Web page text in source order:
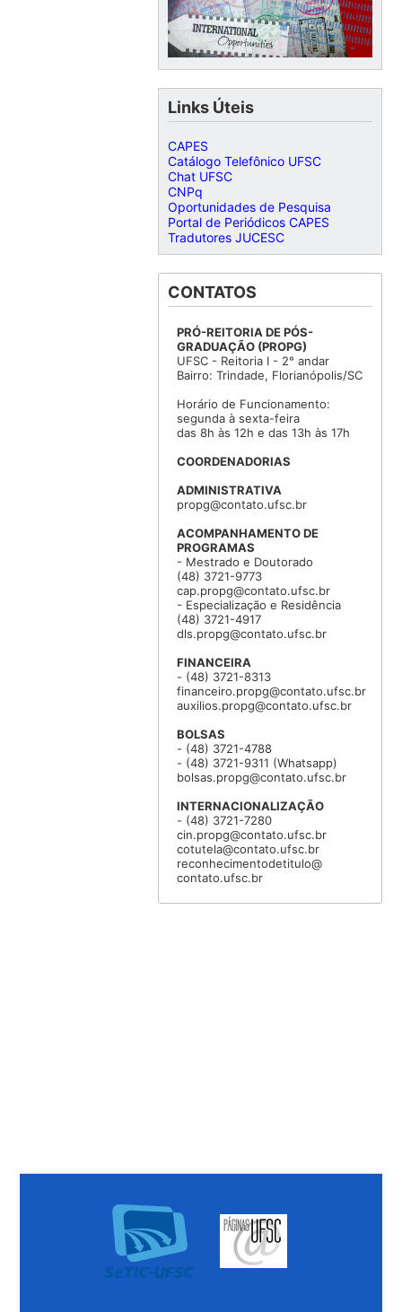
Links Úteis
CAPES
Catálogo Telefônico UFSC
Chat UFSC
CNPq
Oportunidades de Pesquisa
Portal de Periódicos CAPES
Tradutores JUCESC
CONTATOS
PRÓ-REITORIA DE PÓS-
GRADUAÇÃO (PROPG)
UFSC - Reitoria I - 2° andar
Bairro: Trindade, Florianópolis/SC
Horário de Funcionamento:
segunda à sexta-feira
das 8h às 12h e das 13h às 17h
COORDENADORIAS
ADMINISTRATIVA
propg@contato.ufsc.br
ACOMPANHAMENTO DE
PROGRAMAS
- Mestrado e Doutorado
(48) 3721-9773
cap.propg@contato.ufsc.br
- Especialização e Residência
(48) 3721-4917
dls.propg@contato.ufsc.br
FINANCEIRA
- (48) 3721-8313
financeiro.propg@contato.ufsc.br
auxilios.propg@contato.ufsc.br
BOLSAS
- (48) 3721-4788
- (48) 3721-9311 (Whatsapp)
bolsas.propg@contato.ufsc.br
INTERNACIONALIZAÇÃO
- (48) 3721-7280
cin.propg@contato.ufsc.br
cotutela@contato.ufsc.br
reconhecimentodetitulo@
contato.ufsc.br